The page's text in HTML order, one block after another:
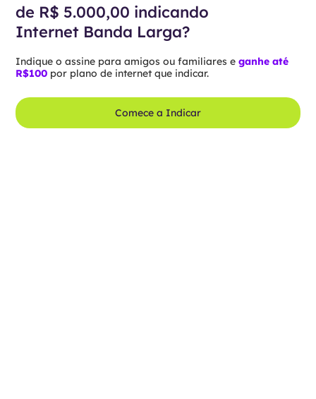
de R$ 5.000,00 indicando
Internet Banda Larga?
Indique o assine para amigos ou familiares eganhe até
R$100 por plano de internet que indicar.
Comece a Indicar